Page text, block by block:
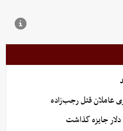
عاملان قتل رجب‌زاده